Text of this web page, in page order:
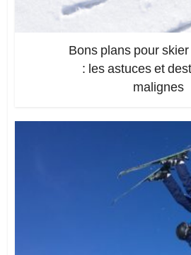
Bons plans pour
: les astuces et
malignes